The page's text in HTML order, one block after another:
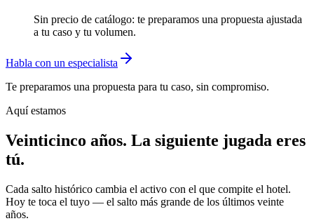
Sin precio de catálogo: te preparamos una propuesta ajustada
a tu caso y tu volumen.
Habla con un especialista
Te preparamos una propuesta para tu caso, sin compromiso.
Aquí estamos
Veinticinco años. La siguiente jugada eres
tú.
Cada salto histórico cambia el activo con el que compite el hotel.
Hoy te toca el tuyo — el salto más grande de los últimos veinte
años.